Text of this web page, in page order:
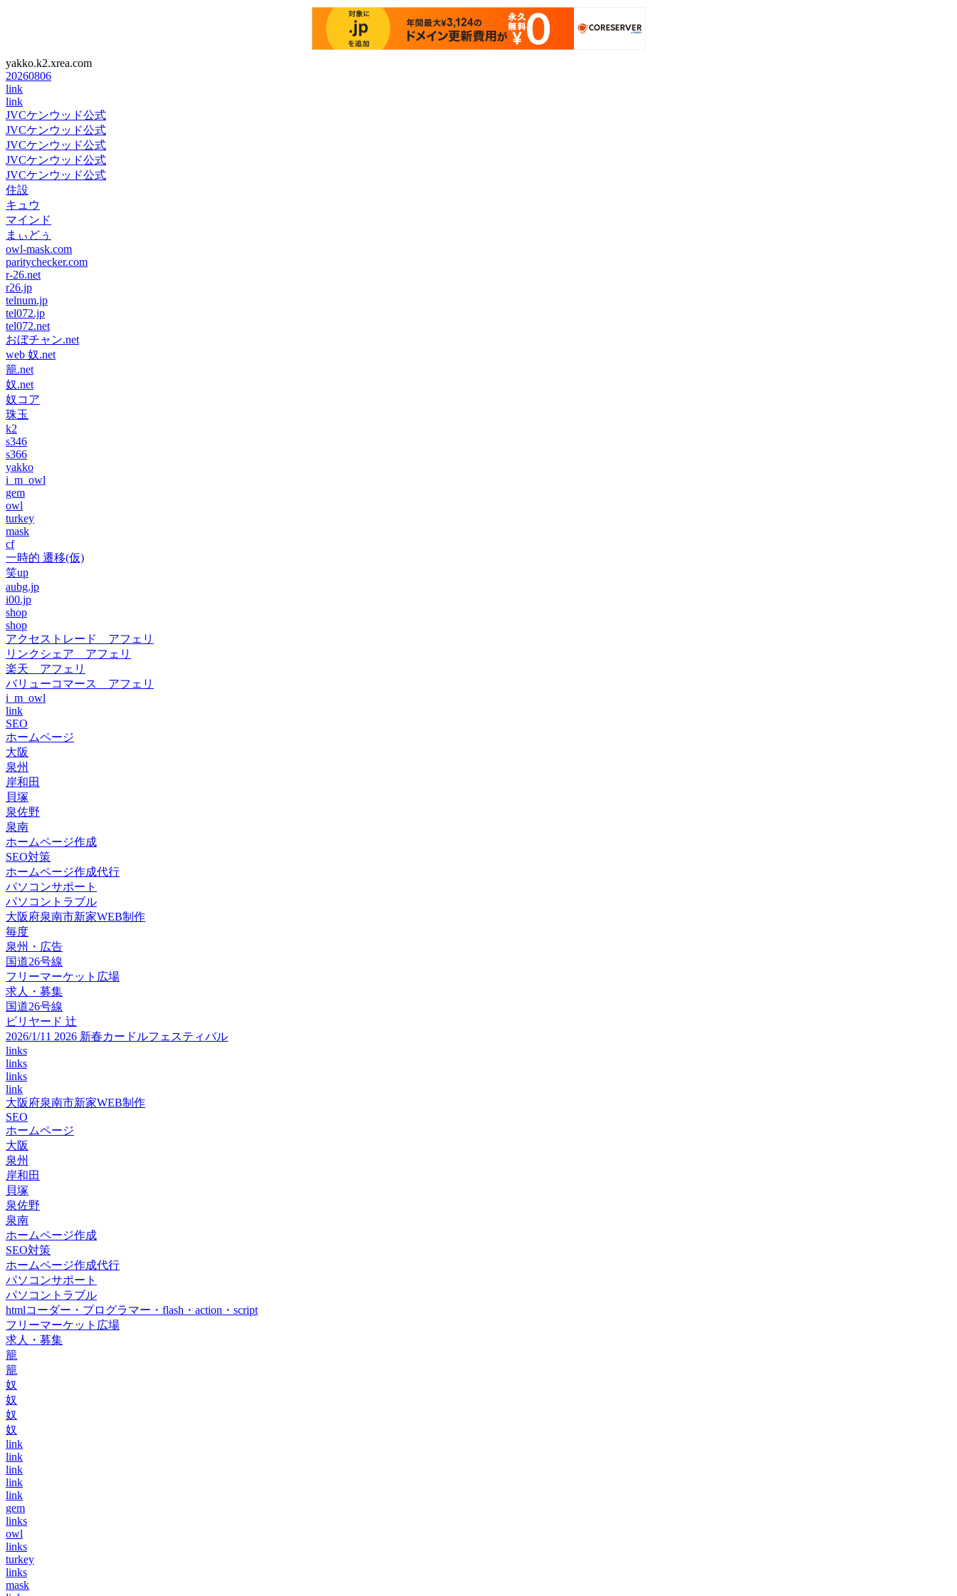
yakko.k2.xrea.com
20260806
link
link
JVCケンウッド公式
JVCケンウッド公式
JVCケンウッド公式
JVCケンウッド公式
JVCケンウッド公式
住設
キュウ
マインド
まぃどぅ
owl-mask.com
paritychecker.com
r-26.net
r26.jp
telnum.jp
tel072.jp
tel072.net
おぼチャン.net
web 奴.net
籠.net
奴.net
奴コア
珠玉
k2
s346
s366
yakko
i_m_owl
gem
owl
turkey
mask
cf
一時的 遷移(仮)
笑up
aubg.jp
i00.jp
shop
shop
アクセストレード アフェリ
リンクシェア アフェリ
楽天 アフェリ
バリューコマース アフェリ
i_m_owl
link
SEO
ホームページ
大阪
泉州
岸和田
貝塚
泉佐野
泉南
ホームページ作成
SEO対策
ホームページ作成代行
パソコンサポート
パソコントラブル
大阪府泉南市新家WEB制作
毎度
泉州・広告
国道26号線
フリーマーケット広場
求人・募集
国道26号線
ビリヤード 辻
2026/1/11 2026 新春カードルフェスティバル
links
links
links
link
大阪府泉南市新家WEB制作
SEO
ホームページ
大阪
泉州
岸和田
貝塚
泉佐野
泉南
ホームページ作成
SEO対策
ホームページ作成代行
パソコンサポート
パソコントラブル
htmlコーダー・プログラマー・flash・action・script
フリーマーケット広場
求人・募集
籠
籠
奴
奴
奴
奴
link
link
link
link
link
gem
links
owl
links
turkey
links
mask